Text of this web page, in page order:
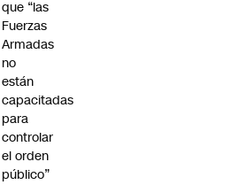
que “las
Fuerzas
Armadas
no
están
capacitadas
para
controlar
el orden
público”